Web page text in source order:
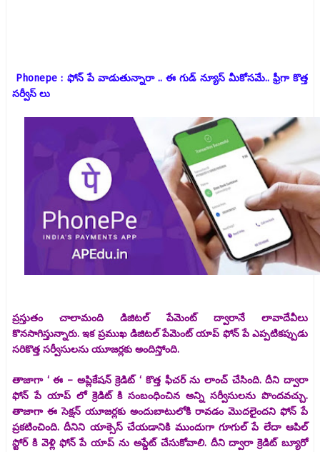
Phonepe : ఫోన్ పే వాడుతున్నారా .. ఈ గుడ్ న్యూస్ మీకోసమే.. ఫ్రీగా కొత్త
సర్వీస్ లు
ప్రస్తుతం చాలామంది డిజిటల్ పేమెంట్ ద్వారానే లావాదేవీలు
కొనసాగిస్తున్నారు. ఇక ప్రముఖ డిజిటల్ పేమెంట్ యాప్ ఫోన్ పే ఎప్పటికప్పుడు
సరికొత్త సర్వీసులను యూజర్లకు అందిస్తోంది.
తాజాగా ‘ ఈ – అప్లికేషన్ క్రెడిట్ ‘ కొత్త ఫీచర్ ను లాంచ్ చేసింది. దీని ద్వారా
ఫోన్ పే యాప్ లో క్రెడిట్ కి సంబంధించిన అన్ని సర్వీసులను పొందవచ్చు.
తాజాగా ఈ సెక్షన్ యూజర్లకు అందుబాటులోకి రావడం మొదలైందని ఫోన్ పే
ప్రకటించింది. దీనిని యాక్సెస్ చేయడానికి ముందుగా గూగుల్ పే లేదా ఆపిల్
స్టోర్ కి వెళ్లి ఫోన్ పే యాప్ ను అప్డేట్ చేసుకోవాలి. దీని ద్వారా క్రెడిట్ బ్యూరో